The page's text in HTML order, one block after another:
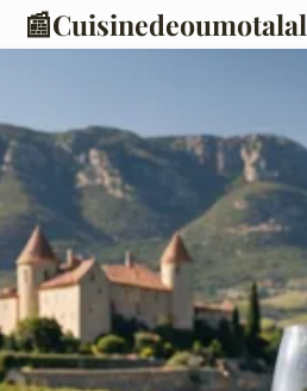
📰Cuisinedeoumotalal